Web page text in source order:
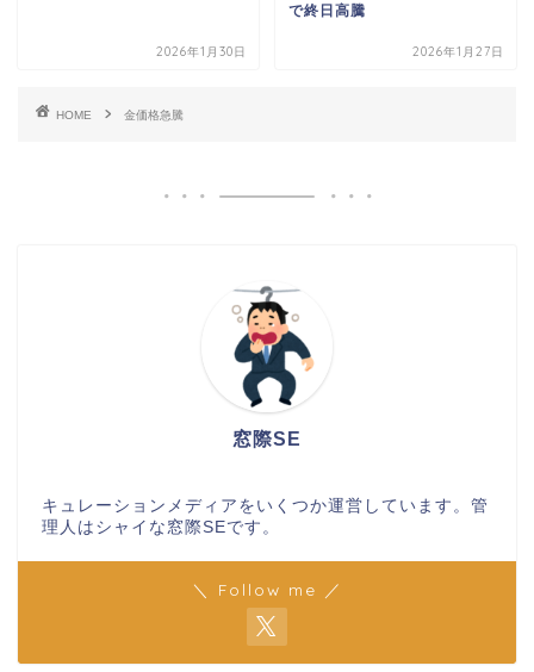
2026年1月30日
で終日高騰
2026年1月27日
HOME 金価格急騰
窓際SE
キュレーションメディアをいくつか運営しています。管
理人はシャイな窓際SEです。
＼ Follow me ／